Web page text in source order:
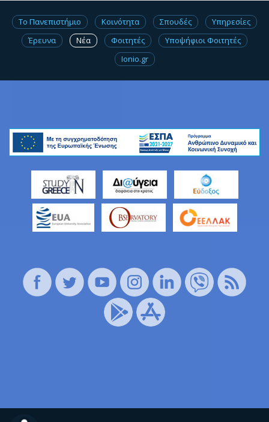
Το Πανεπιστήμιο Κοινότητα Σπουδές
Υπηρεσίες
Έρευνα
Νέα Φοιτητές
Υποψήφιοι Φοιτητές
Ionio.gr